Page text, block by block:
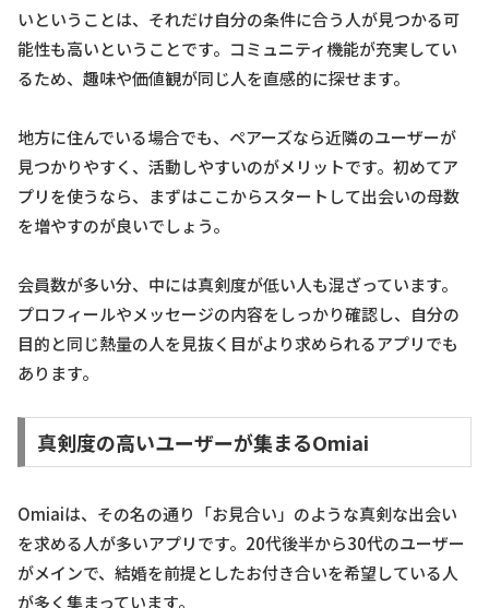
いということは、それだけ自分の条件に合う人が見つかる可
能性も高いということです。コミュニティ機能が充実してい
るため、趣味や価値観が同じ人を直感的に探せます。
地方に住んでいる場合でも、ペアーズなら近隣のユーザーが
見つかりやすく、活動しやすいのがメリットです。初めてア
プリを使うなら、まずはここからスタートして出会いの母数
を増やすのが良いでしょう。
会員数が多い分、中には真剣度が低い人も混ざっています。
プロフィールやメッセージの内容をしっかり確認し、自分の
目的と同じ熱量の人を見抜く目がより求められるアプリでも
あります。
真剣度の高いユーザーが集まるOmiai
Omiaiは、その名の通り「お見合い」のような真剣な出会い
を求める人が多いアプリです。20代後半から30代のユーザー
がメインで、結婚を前提としたお付き合いを希望している人
が多く集まっています。